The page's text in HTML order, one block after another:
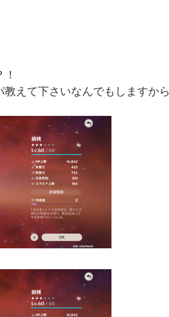
えて下さいなんでもしますから